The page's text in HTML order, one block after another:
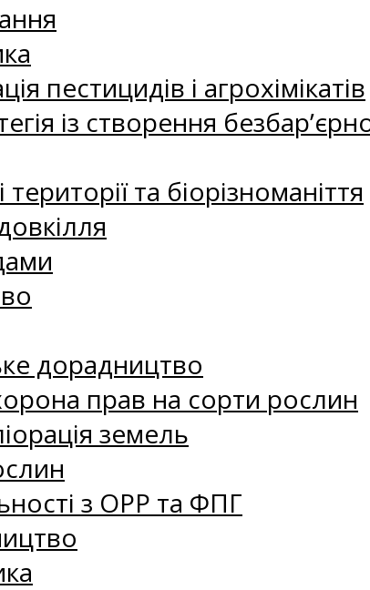
пестицидів і агрохімікатів
із створення
та біорізноманіття
дорадництво
прав на сорти рослин
земель
з ОРР та ФПГ